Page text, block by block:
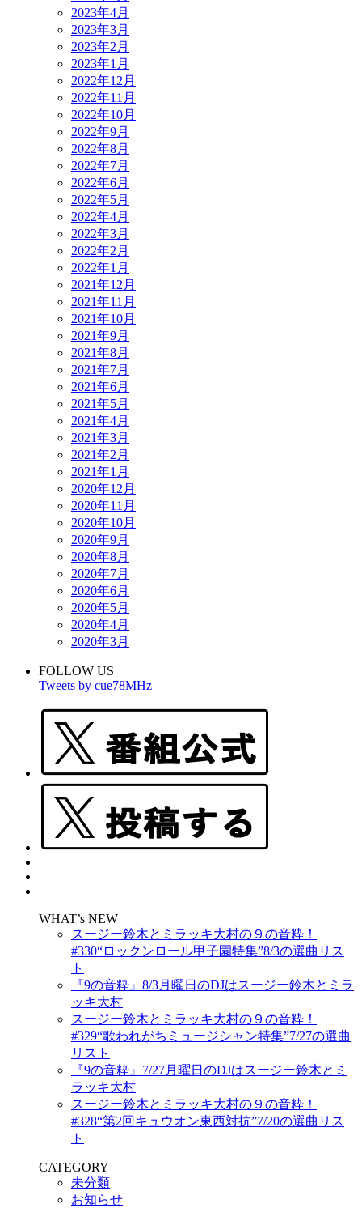
2023年4月
2023年3月
2023年2月
2023年1月
2022年12月
2022年11月
2022年10月
2022年9月
2022年8月
2022年7月
2022年6月
2022年5月
2022年4月
2022年3月
2022年2月
2022年1月
2021年12月
2021年11月
2021年10月
2021年9月
2021年8月
2021年7月
2021年6月
2021年5月
2021年4月
2021年3月
2021年2月
2021年1月
2020年12月
2020年11月
2020年10月
2020年9月
2020年8月
2020年7月
2020年6月
2020年5月
2020年4月
2020年3月
FOLLOW US
Tweets by cue78MHz
WHAT’s NEW
スージー鈴木とミラッキ大村の９の音粋！
#330“ロックンロール甲子園特集”8/3の選曲リス
ト
『9の音粋』8/3月曜日のDJはスージー鈴木とミラ
ッキ大村
スージー鈴木とミラッキ大村の９の音粋！
#329“歌われがちミュージシャン特集”7/27の選曲
リスト
『9の音粋』7/27月曜日のDJはスージー鈴木とミ
ラッキ大村
スージー鈴木とミラッキ大村の９の音粋！
#328“第2回キュウオン東西対抗”7/20の選曲リス
ト
CATEGORY
未分類
お知らせ